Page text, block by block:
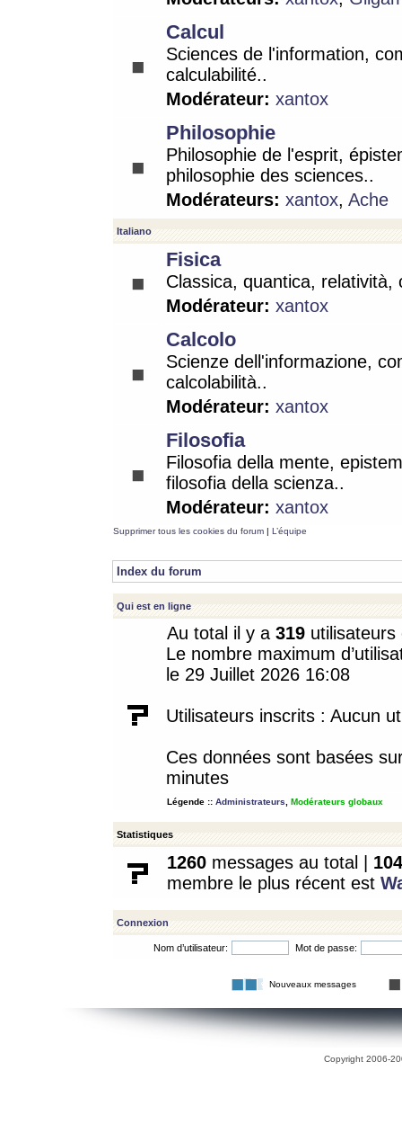
Calcul
Sciences de l'information,
calculabilité..
Modérateur: xantox
Philosophie
Philosophie de l'esprit,
philosophie des sciences..
Modérateurs: xantox, Ache
Italiano
Fisica
Classica, quantica, relatività,
Modérateur: xantox
Calcolo
Scienze dell'informazione,
calcolabilità..
Modérateur: xantox
Filosofia
Filosofia della mente,
filosofia della scienza..
Modérateur: xantox
Supprimer tous les cookies du forum | L’équipe
Index du forum
Qui est en ligne
Au total il y a 319
Le nombre maximum
le 29 Juillet 2026 16:08
Utilisateurs inscrits : Aucun
Ces données sont basées
minutes
Légende :: Administrateurs Modérateurs globaux
Statistiques
1260 messages au total | 104
membre le plus récent est
Connexion
Nom d’utilisateur: Mot de passe:
Nouveaux messages
Copyright 2006-